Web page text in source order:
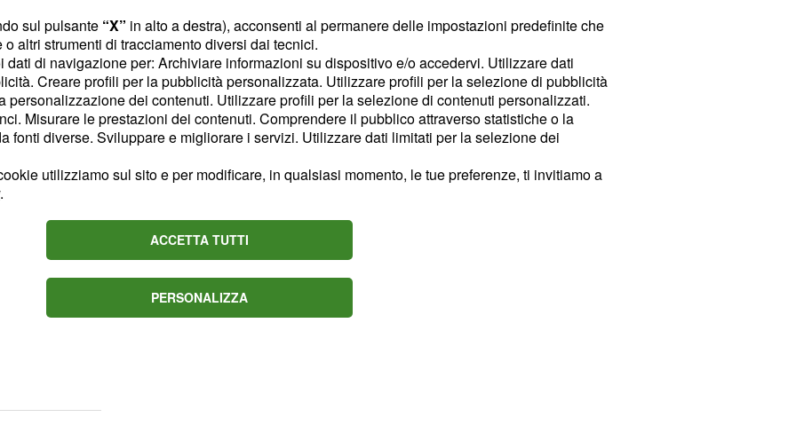
e
quelli che sono
SkriniareMauro
tra le parti e per
l'annuncio del rinnovo,
servire per limare i
il prolungamento del
a giugno 2022) a
del centrale
arrivare nelle
sul pulsante “X” in alto a destra), acconsenti al permanere delle impostazioni predefinite che
altri strumenti di tracciamento diversi dai tecnici.
dati di navigazione per: Archiviare informazioni su dispositivo e/o accedervi. Utilizzare dati
Creare profili per la pubblicità personalizzata. Utilizzare profili per la selezione di pubblicità
personalizzazione dei contenuti. Utilizzare profili per la selezione di contenuti personalizzati.
Misurare le prestazioni dei contenuti. Comprendere il pubblico attraverso statistiche o la
fonti diverse. Sviluppare e migliorare i servizi. Utilizzare dati limitati per la selezione dei
utilizziamo sul sito e per modificare, in qualsiasi momento, le tue preferenze, ti invitiamo a
.
ACCETTA TUTTI
PERSONALIZZA